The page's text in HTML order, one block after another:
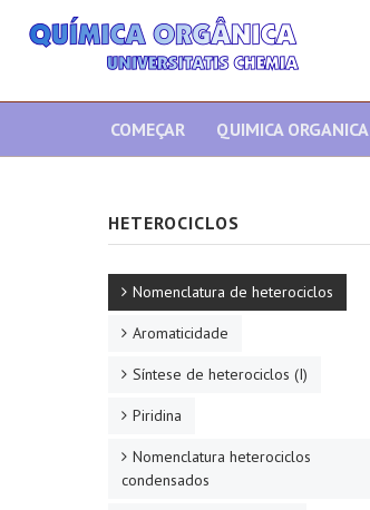
COMEÇAR QUIMICA ORGANICA
HETEROCICLOS
Nomenclatura de heterociclos
Aromaticidade
Síntese de heterociclos (I)
Piridina
Nomenclatura heterociclos
condensados